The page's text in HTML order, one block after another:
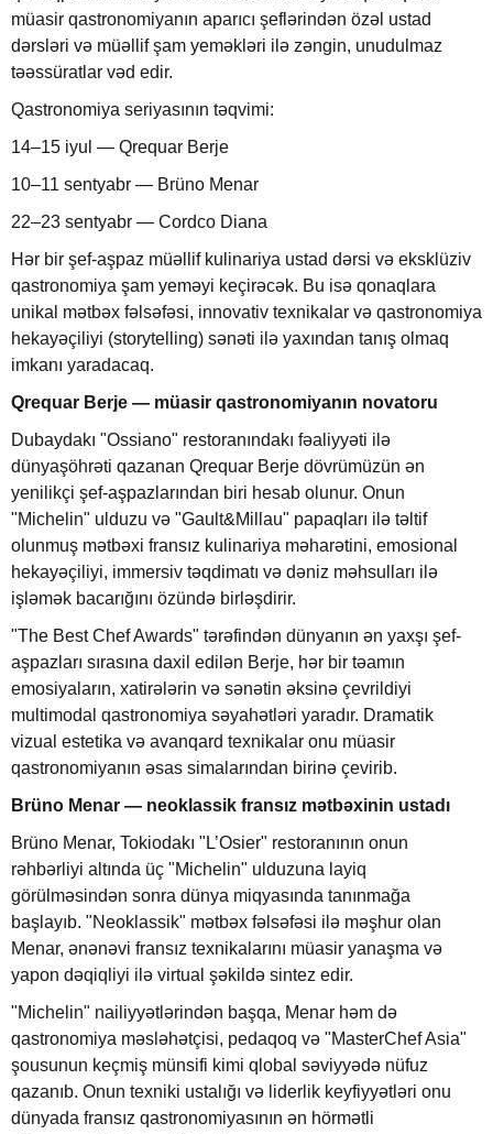
müasir qastronomiyanın aparıcı şeflərindən özəl ustad
dərsləri və müəllif şam yeməkləri ilə zəngin, unudulmaz
təəssüratlar vəd edir.
Qastronomiya seriyasının təqvimi:
14–15 iyul — Qrequar Berje
10–11 sentyabr — Brüno Menar
22–23 sentyabr — Cordco Diana
Hər bir şef-aşpaz müəllif kulinariya ustad dərsi və eksklüziv
qastronomiya şam yeməyi keçirəcək. Bu isə qonaqlara
unikal mətbəx fəlsəfəsi, innovativ texnikalar və qastronomiya
hekayəçiliyi (storytelling) sənəti ilə yaxından tanış olmaq
imkanı yaradacaq.
Qrequar Berje — müasir qastronomiyanın novatoru
Dubaydakı "Ossiano" restoranındakı fəaliyyəti ilə
dünyaşöhrəti qazanan Qrequar Berje dövrümüzün ən
yenilikçi şef-aşpazlarından biri hesab olunur. Onun
"Michelin" ulduzu və "Gault&Millau" papaqları ilə təltif
olunmuş mətbəxi fransız kulinariya məharətini, emosional
hekayəçiliyi, immersiv təqdimatı və dəniz məhsulları ilə
işləmək bacarığını özündə birləşdirir.
"The Best Chef Awards" tərəfindən dünyanın ən yaxşı şef-
aşpazları sırasına daxil edilən Berje, hər bir təamın
emosiyaların, xatirələrin və sənətin əksinə çevrildiyi
multimodal qastronomiya səyahətləri yaradır. Dramatik
vizual estetika və avanqard texnikalar onu müasir
qastronomiyanın əsas simalarından birinə çevirib.
Brüno Menar — neoklassik fransız mətbəxinin ustadı
Brüno Menar, Tokiodakı "L’Osier" restoranının onun
rəhbərliyi altında üç "Michelin" ulduzuna layiq
görülməsindən sonra dünya miqyasında tanınmağa
başlayıb. "Neoklassik" mətbəx fəlsəfəsi ilə məşhur olan
Menar, ənənəvi fransız texnikalarını müasir yanaşma və
yapon dəqiqliyi ilə virtual şəkildə sintez edir.
"Michelin" nailiyyətlərindən başqa, Menar həm də
qastronomiya məsləhətçisi, pedaqoq və "MasterChef Asia"
şousunun keçmiş münsifi kimi qlobal səviyyədə nüfuz
qazanıb. Onun texniki ustalığı və liderlik keyfiyyətləri onu
dünyada fransız qastronomiyasının ən hörmətli